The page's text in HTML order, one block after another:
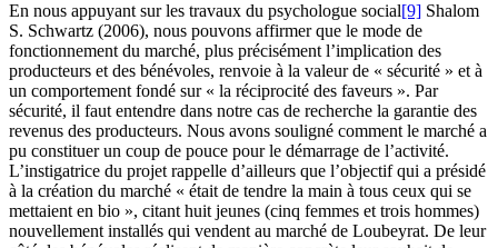
En nous appuyant sur les travaux du psychologue social[9] Shalom
S. Schwartz (2006), nous pouvons affirmer que le mode de
fonctionnement du marché, plus précisément l’implication des
producteurs et des bénévoles, renvoie à la valeur de « sécurité » et à
un comportement fondé sur « la réciprocité des faveurs ». Par
sécurité, il faut entendre dans notre cas de recherche la garantie des
revenus des producteurs. Nous avons souligné comment le marché a
pu constituer un coup de pouce pour le démarrage de l’activité.
L’instigatrice du projet rappelle d’ailleurs que l’objectif qui a présidé
à la création du marché « était de tendre la main à tous ceux qui se
mettaient en bio », citant huit jeunes (cinq femmes et trois hommes)
nouvellement installés qui vendent au marché de Loubeyrat. De leur